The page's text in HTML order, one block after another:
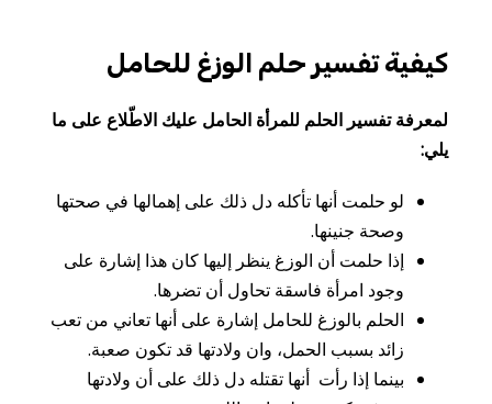
كيفية تفسير حلم الوزغ للحامل
لمعرفة تفسير الحلم للمرأة الحامل عليك الاطّلاع على ما
لوحلمتأنهاتأكلهدلذلك على إهمالهافي صحتها
وصحةجنينها.
إذا
حلمتأنالوزغ ينظر إليها كان هذا إشارةعلى
وجود امرأة فاسقة تحاولأن تضرها.
الحلم بالوزغ للحاملإشارةعلى أنها تعانيمن تعب
بسببالحمل، وان ولادتهاقدتكونصعبة.
بينما إذا رأت أنها تقتلهدلذلك على أن ولادتها